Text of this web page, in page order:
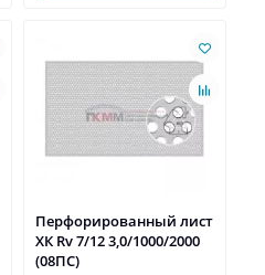
Перфорированный лист
ХК Rv 7/12 3,0/1000/2000
(08ПС)